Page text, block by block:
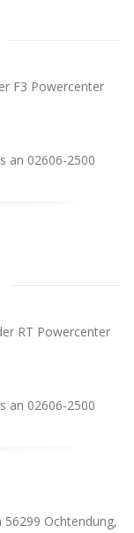
an 02606-2500
an 02606-2500
56299 Ochtendung,